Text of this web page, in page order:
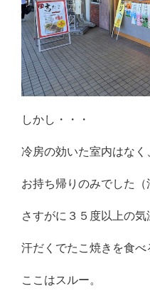
しかし・・・
冷房の効いた室内はなく
お持ち帰りのみでした（
さすがに３５度以上の気
汗だくでたこ焼きを食べ
ここはスルー。